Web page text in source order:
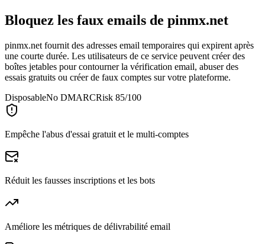
Bloquez les faux emails de pinmx.net
pinmx.net fournit des adresses email temporaires qui expirent après
une courte durée. Les utilisateurs de ce service peuvent créer des
boîtes jetables pour contourner la vérification email, abuser des
essais gratuits ou créer de faux comptes sur votre plateforme.
DisposableNo DMARCRisk 85/100
Empêche l'abus d'essai gratuit et le multi-comptes
Réduit les fausses inscriptions et les bots
Améliore les métriques de délivrabilité email